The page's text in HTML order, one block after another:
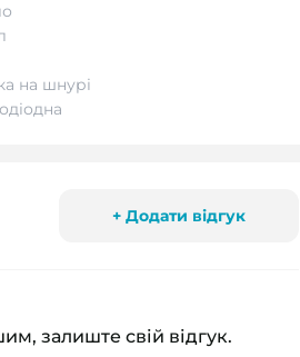
на шнурі
+ Додати відгук
залиште свій відгук.